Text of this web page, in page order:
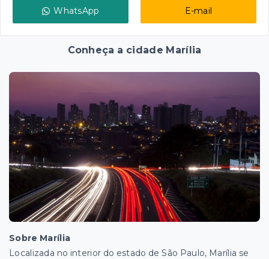
WhatsApp E-mail
Conheça a cidade Marília
Sobre Marília
Localizada no interior do estado de São Paulo, Marília se